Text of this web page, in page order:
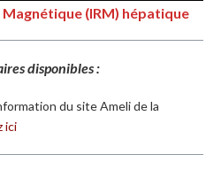
(IRM) hépatique
disponibles :
du site Ameli de la
ici